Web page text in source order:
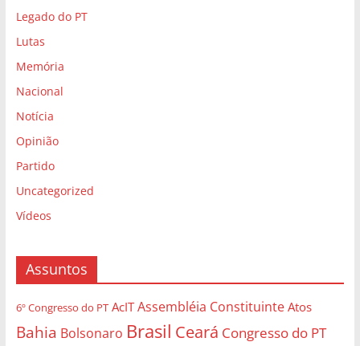
Legado do PT
Lutas
Memória
Nacional
Notícia
Opinião
Partido
Uncategorized
Vídeos
Assuntos
6º Congresso do PT AcIT Assembléia Constituinte Atos
Bahia Bolsonaro Brasil Ceará Congresso do PT